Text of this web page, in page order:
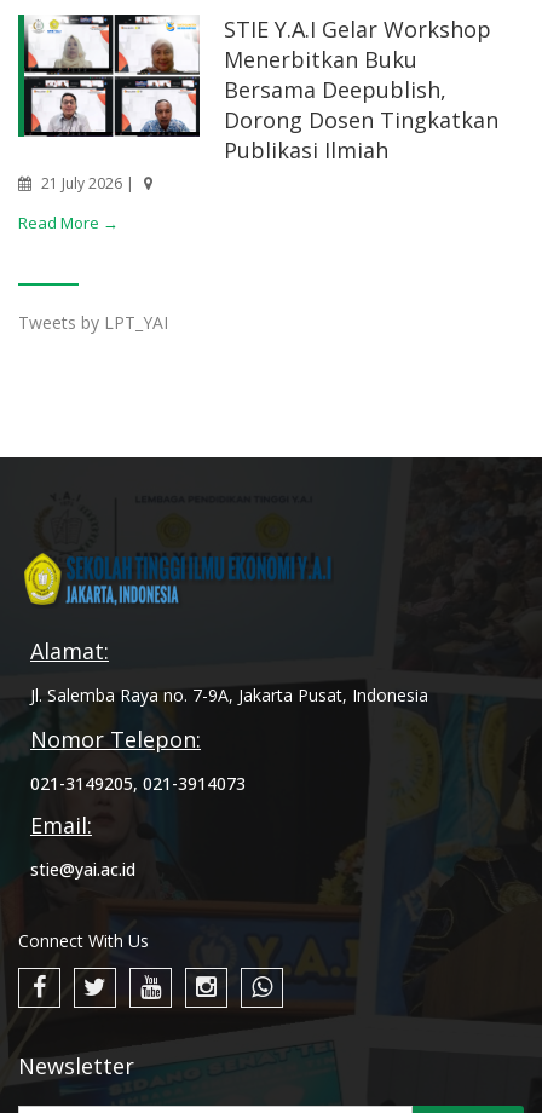
STIE Y.A.I Gelar Workshop
Menerbitkan Buku
Bersama Deepublish,
Dorong Dosen Tingkatkan
Publikasi Ilmiah
21 July 2026 |
Read More →
Tweets by LPT_YAI
Alamat:
Jl. Salemba Raya no. 7-9A, Jakarta Pusat, Indonesia
Nomor Telepon:
021-3149205, 021-3914073
Email:
stie@yai.ac.id
Connect With Us
Newsletter